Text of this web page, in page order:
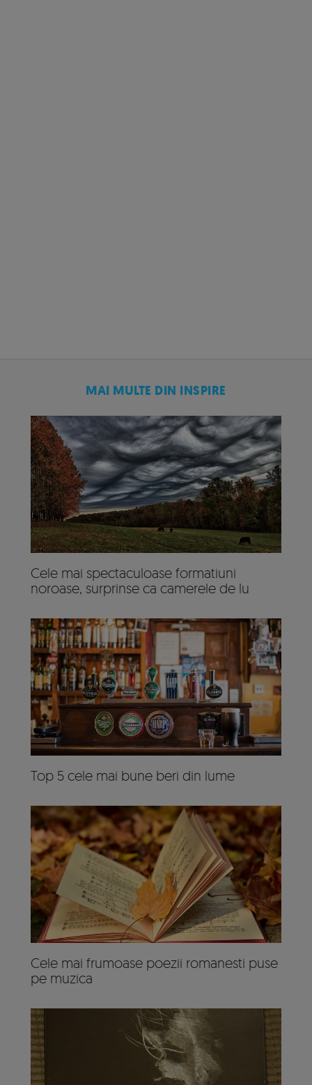
MAI MULTE DIN INSPIRE
Cele mai spectaculoase formatiuni
noroase, surprinse ca camerele de lu
Top 5 cele mai bune beri din lume
Cele mai frumoase poezii romanesti puse
pe muzica